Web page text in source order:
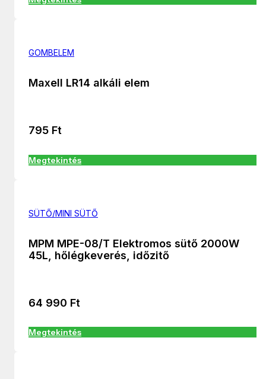
GOMBELEM
Maxell LR14 alkáli elem
795 Ft
Megtekintés
SÜTŐ/MINI SÜTŐ
MPM MPE-08/T Elektromos sütő 2000W
45L, hőlégkeverés, időzitő
64 990 Ft
Megtekintés